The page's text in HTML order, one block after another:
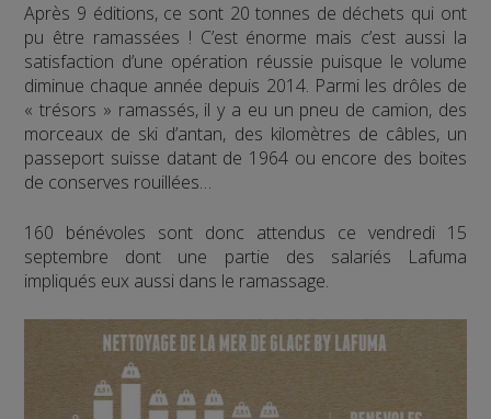
Après 9 éditions, ce sont 20 tonnes de déchets qui ont
pu être ramassées ! C’est énorme mais c’est aussi la
satisfaction d’une opération réussie puisque le volume
diminue chaque année depuis 2014. Parmi les drôles de
« trésors » ramassés, il y a eu un pneu de camion, des
morceaux de ski d’antan, des kilomètres de câbles, un
passeport suisse datant de 1964 ou encore des boites
de conserves rouillées…
160 bénévoles sont donc attendus ce vendredi 15
septembre dont une partie des salariés Lafuma
impliqués eux aussi dans le ramassage.